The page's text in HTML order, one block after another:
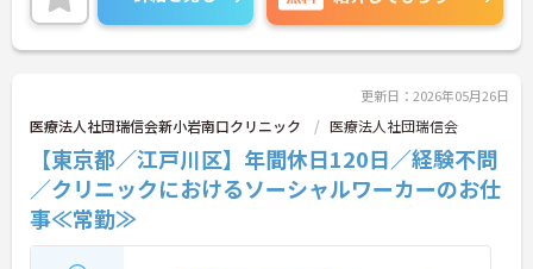
のでお気軽にお問い合せください。
更新日：2026年05月26日
医療法人社団瑞信会新小岩南口クリニック 医療法人社団瑞信会
【東京都／江戸川区】年間休日120日／経験不問
／クリニックにおけるソーシャルワーカーのお仕
事≪常勤≫